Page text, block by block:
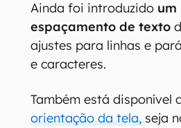
Ainda foi introduzido um
espaçamento de texto
ajustes para linhas e
e caracteres.
Também está disponível
orientação da tela, seja